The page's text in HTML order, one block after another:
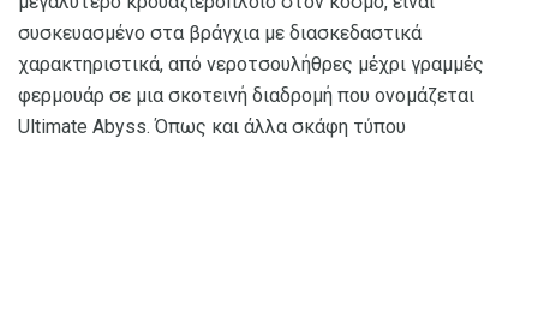
συσκευασμένο στα βράγχια με διασκεδαστικά
χαρακτηριστικά, από νεροτσουλήθρες μέχρι γραμμές
φερμουάρ σε μια σκοτεινή διαδρομή που ονομάζεται
Ultimate Abyss. Όπως και άλλα σκάφη τύπου